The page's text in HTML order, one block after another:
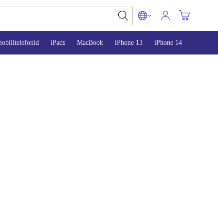
iPads MacBook iPhone 13 iPhone 14